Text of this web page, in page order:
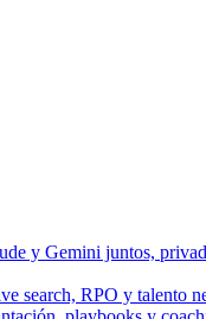
y Gemini juntos,
search, RPO y talento